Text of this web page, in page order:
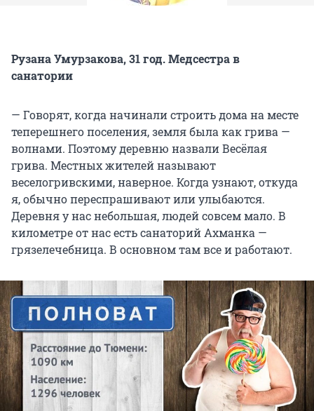
Рузана Умурзакова, 31 год. Медсестра в
санатории
— Говорят, когда начинали строить дома на месте
теперешнего поселения, земля была как грива —
волнами. Поэтому деревню назвали Весёлая
грива. Местных жителей называют
веселогривскими, наверное. Когда узнают, откуда
я, обычно переспрашивают или улыбаются.
Деревня у нас небольшая, людей совсем мало. В
километре от нас есть санаторий Ахманка —
грязелечебница. В основном там все и работают.